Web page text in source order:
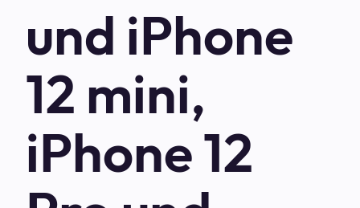
und iPhone
12 mini,
iPhone 12